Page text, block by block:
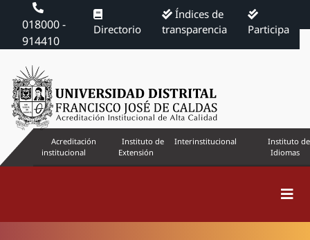
018000 -
914410
Directorio
Índices de
transparencia
Participa
Acreditación
institucional
Instituto de
Extensión
Interinstitucional
Instituto de
Idiomas